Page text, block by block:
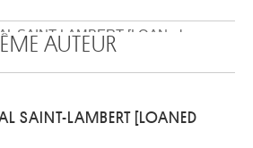
SAINT-LAMBERT [LOANed
AUTEUR
SAINT-LAMBERT [LOANED